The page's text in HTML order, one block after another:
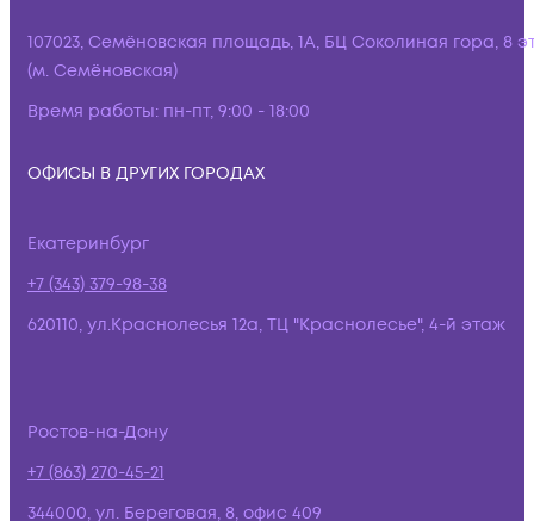
107023, Семёновская площадь, 1А, БЦ Соколиная гора, 8
(м. Семёновская)
Время работы: пн-пт, 9:00 - 18:00
ОФИСЫ В ДРУГИХ ГОРОДАХ
Екатеринбург
+7 (343) 379-98-38
620110, ул.Краснолесья 12а, ТЦ "Краснолесье", 4-й этаж
Ростов-на-Дону
+7 (863) 270-45-21
344000, ул. Береговая, 8, офис 409